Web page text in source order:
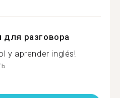
разговора
y aprender inglés!